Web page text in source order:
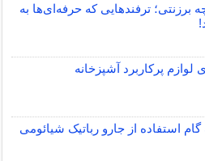
برزنتی؛ ترفندهایی که حرفه‌ای‌ها به
لوازم پرکاربرد آشپزخانه
استفاده از جارو رباتیک شیائومی